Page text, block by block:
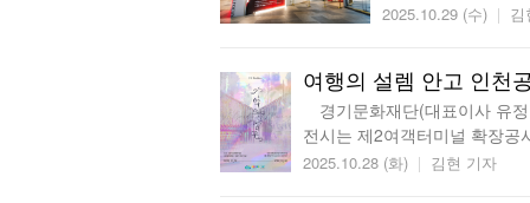
2025.10.29 (수)
여행의 설렘 안고 인천
경기문화재단(대표이사 유
전시는 제2여객터미널 확장
2025.10.28 (화) 김현 기자